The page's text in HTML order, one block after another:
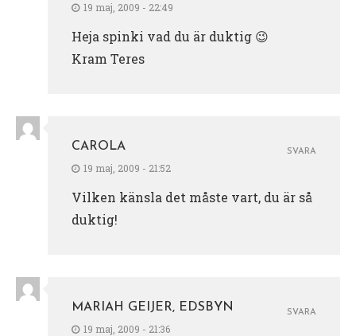
19 maj, 2009 - 22:49
Heja spinki vad du är duktig 😉
Kram Teres
CAROLA
19 maj, 2009 - 21:52
Vilken känsla det måste vart, du är så
duktig!
SVARA
MARIAH GEIJER, EDSBYN
19 maj, 2009 - 21:36
SVARA